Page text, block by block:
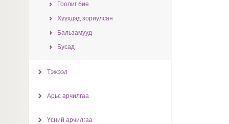
Гоолиг бие
Хүүхдэд зориулсан
Бальзамууд
Бусад
Тэжээл
Арьс арчилгаа
Үсний арчилгаа